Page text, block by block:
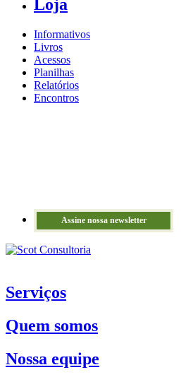
Loja
Informativos
Livros
Acessos
Planilhas
Relatórios
Encontros
Assine nossa newsletter
Serviços
Quem somos
Nossa equipe